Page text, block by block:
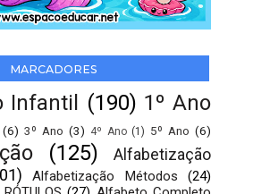
MARCADORES
Infantil (190) 1º Ano
(6) 3º Ano (3) 4º Ano (1) 5º Ano (6)
(125)
Alfabetização
Alfabetização Métodos
(24)